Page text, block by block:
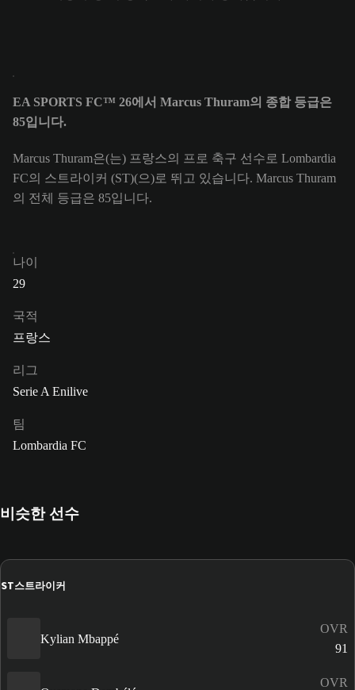
EA SPORTS FC™ 26에서 Marcus Thuram의 종합 등급은
85입니다.
Marcus Thuram은(는) 프랑스의 프로 축구 선수로 Lombardia
FC의 스트라이커 (ST)(으)로 뛰고 있습니다. Marcus Thuram
의 전체 등급은 85입니다.
나이
29
국적
프랑스
리그
Serie A Enilive
팀
Lombardia FC
비슷한 선수
ST스트라이커
Kylian Mbappé
OVR
91
OVR